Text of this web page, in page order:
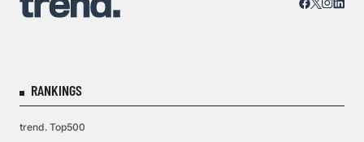
RANKINGS
trend. Top500